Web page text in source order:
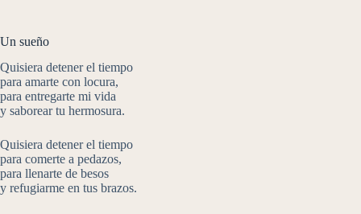
Un sueño
Quisiera detener el tiempo
para amarte con locura,
para entregarte mi vida
y saborear tu hermosura.
Quisiera detener el tiempo
para comerte a pedazos,
para llenarte de besos
y refugiarme en tus brazos.